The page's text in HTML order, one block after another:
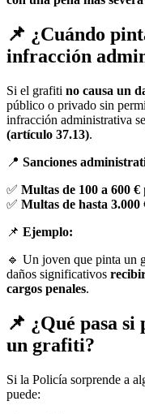
📌 ¿Cuándo
infracción
Si el grafiti no causa un
público o privado sin
infracción administrativa
(artículo 37.13).
📍 Sanciones
✅ Multas de 100 a 600 €
✅ Multas de hasta 3.000
📌 Ejemplo:
🔹 Un joven que pinta un
daños significativos
cargos penales.
📌 ¿Qué pasa
un grafiti?
Si la Policía sorprende a
puede: